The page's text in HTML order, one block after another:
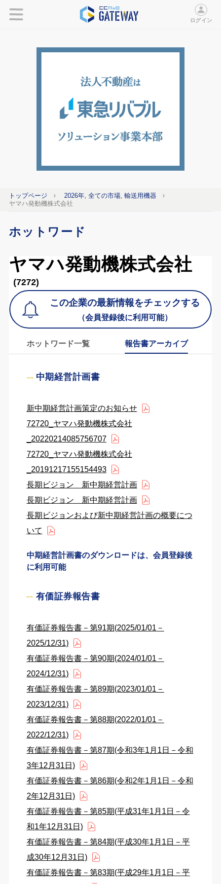
ログイン
トップページ
2026年, 全ての市場, 輸送用機器
ヤマハ発動機株式会社
ホットワード
ヤマハ発動機株式会社
(7272)
この企業の最新情報をチェックする
（会員登録後に利用可能）
ホットワード一覧 報告書アーカイブ
中期経営計画書
新中期経営計画策定のお知らせ
72720_ヤマハ発動機株式会社
_20220214085756707
72720_ヤマハ発動機株式会社
_20191217155154493
長期ビジョン 新中期経営計画
長期ビジョン 新中期経営計画
長期ビジョンおよび新中期経営計画の概要につ
いて
中期経営計画書のダウンロードは、会員登録後
に利用可能
有価証券報告書
有価証券報告書－第91期(2025/01/01－
2025/12/31)
有価証券報告書－第90期(2024/01/01－
2024/12/31)
有価証券報告書－第89期(2023/01/01－
2023/12/31)
有価証券報告書－第88期(2022/01/01－
2022/12/31)
有価証券報告書－第87期(令和3年1月1日－令和
3年12月31日)
有価証券報告書－第86期(令和2年1月1日－令和
2年12月31日)
有価証券報告書－第85期(平成31年1月1日－令
和1年12月31日)
有価証券報告書－第84期(平成30年1月1日－平
成30年12月31日)
有価証券報告書－第83期(平成29年1月1日－平